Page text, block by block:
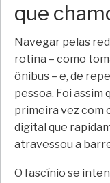
que
Navegar pelas
rotina – como
ônibus – e, de
pessoa. Foi assim
primeira vez com
digital que
atravessou a
O fascínio se